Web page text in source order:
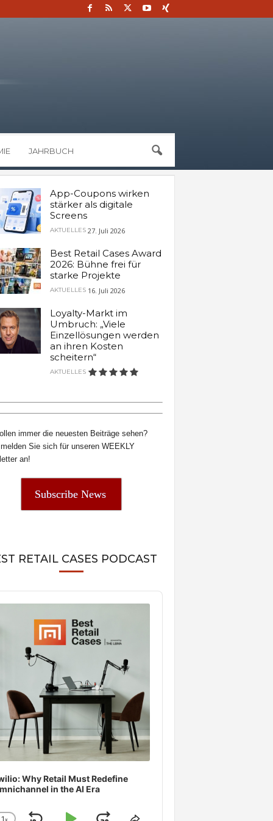
JAHRBUCH
App-Coupons wirken
stärker als digitale
Screens
AKTUELLES 27. Juli 2026
Best Retail Cases Award
2026: Bühne frei für
starke Projekte
AKTUELLES 16. Juli 2026
Loyalty-Markt im
Umbruch: „Viele
Einzellösungen werden
an ihren Kosten
scheitern“
AKTUELLES
immer die neuesten Beiträge sehen?
melden Sie sich für unseren WEEKLY
an!
Subscribe News
RETAIL CASES PODCAST
Why Retail Must Redefine
in the AI Era
1x